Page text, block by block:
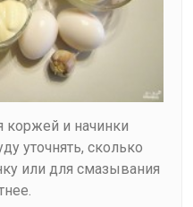
коржей и начинки
уточнять, сколько
или для смазывания